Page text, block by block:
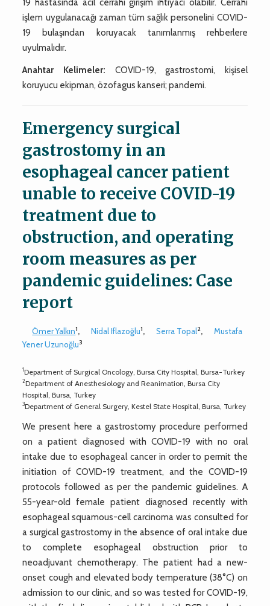
19 hastasında acil cerrahi girişim ihtiyacı olabilir. Cerrahi
işlem uygulanacağı zaman tüm sağlık personelini COVID-
19 bulaşından koruyacak tanımlanmış rehberlere
uyulmalıdır.
Anahtar Kelimeler: COVID-19, gastrostomi, kişisel
koruyucu ekipman, özofagus kanseri; pandemi.
Emergency surgical
gastrostomy in an
esophageal cancer patient
unable to receive COVID-19
treatment due to
obstruction, and operating
room measures as per
pandemic guidelines: Case
report
Ömer Yalkın1, Nidal Iflazoğlu1, Serra Topal2,
Mustafa
Yener Uzunoğlu3
1Department of Surgical Oncology, Bursa City Hospital, Bursa-Turkey
2Department of Anesthesiology and Reanimation, Bursa City
Hospital, Bursa, Turkey
3Department of General Surgery, Kestel State Hospital, Bursa, Turkey
We present here a gastrostomy procedure performed
on a patient diagnosed with COVID-19 with no oral
intake due to esophageal cancer in order to permit the
initiation of COVID-19 treatment, and the COVID-19
protocols followed as per the pandemic guidelines. A
55-year-old female patient diagnosed recently with
esophageal squamous-cell carcinoma was consulted for
a surgical gastrostomy in the absence of oral intake due
to complete esophageal obstruction prior to
neoadjuvant chemotherapy. The patient had a new-
onset cough and elevated body temperature (38°C) on
admission to our clinic, and so was tested for COVID-19,